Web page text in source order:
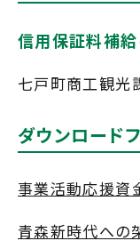
信用保証料補給
七戸町商工観光
ダウンロード
事業活動応援資
青森新時代への